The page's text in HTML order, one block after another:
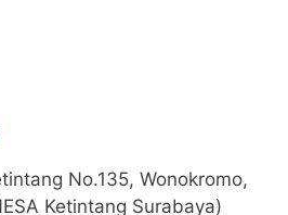
No.135, Wonokromo,
Ketintang Surabaya)